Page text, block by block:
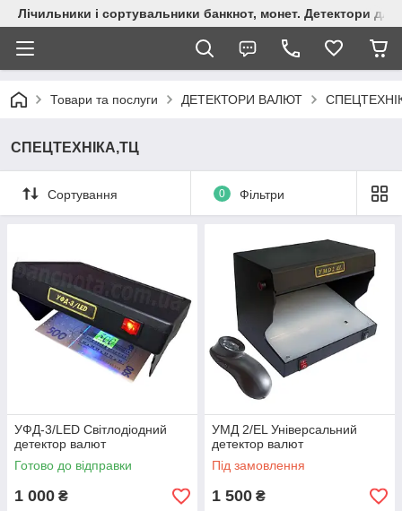
Лічильники і сортувальники банкнот, монет. Детектори для
Товари та послуги ДЕТЕКТОРИ ВАЛЮТ
СПЕЦТЕХНІКА,ТЦ
Сортування 0 Фільтри
УФД-3/LED Світлодіодний
детектор валют
Готово до відправки
1 000 ₴
УМД 2/EL Універсальний
детектор валют
Під замовлення
1 500 ₴